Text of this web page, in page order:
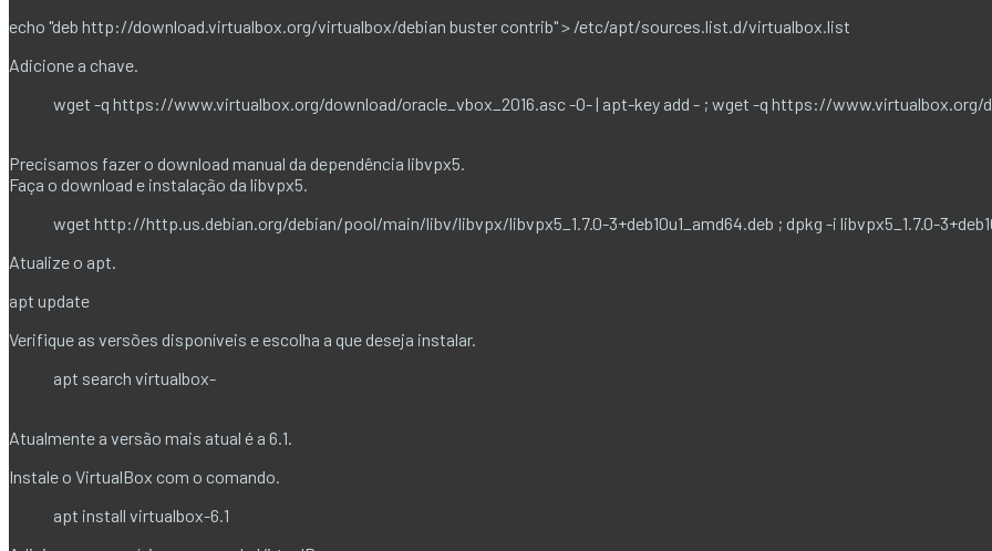
echo "deb http://download.virtualbox.org/virtualbox/debian buster contrib" > /etc/apt/sources.list.d/virtualbox.list
Adicione a chave.
wget -q https://www.virtualbox.org/download/oracle_vbox_2016.asc -O- | apt-key add - ; wget -q https://www.virtualbox.org/
Precisamos fazer o download manual da dependência libvpx5.
Faça o download e instalação da libvpx5.
wget http://http.us.debian.org/debian/pool/main/libv/libvpx/libvpx5_1.7.0-3+deb10u1_amd64.deb ; dpkg -i libvpx5_1.7.0-
Atualize o apt.
apt update
Verifique as versões disponíveis e escolha a que deseja instalar.
apt search virtualbox-
Atualmente a versão mais atual é a 6.1.
Instale o VirtualBox com o comando.
apt install virtualbox-6.1